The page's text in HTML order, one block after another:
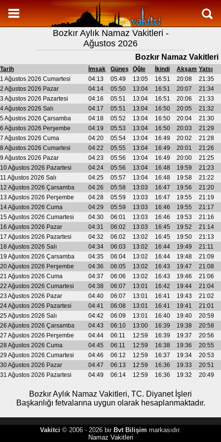
Namaz Vakitleri
Bozkır Aylık Namaz Vakitleri
Bozkır Ramazan imsakiyesi
Namaz Nasıl Kılınır?
Bilgi
İletişim
Bozkır Aylık Namaz Vakitleri -
Ağustos 2026
Bozkır Namaz Vakitleri
Tarih İmsak Güneş Öğle İkindi Akşam Yatsı
1 Ağustos 2026 Cumartesi
04:13 05:49 13:05 16:51 20:08
21:35
2 Ağustos 2026 Pazar
04:14 05:50 13:04 16:51 20:07
21:34
3 Ağustos 2026 Pazartesi
04:16 05:51 13:04 16:51 20:06
21:33
4 Ağustos 2026 Salı
04:17 05:51 13:04 16:50 20:05
21:32
5 Ağustos 2026 Çarsamba
04:18 05:52 13:04 16:50 20:04
21:30
6 Ağustos 2026 Perşembe
04:19 05:53 13:04 16:50 20:03
21:29
7 Ağustos 2026 Cuma
04:20 05:54 13:04 16:49 20:02
21:28
8 Ağustos 2026 Cumartesi
04:22 05:55 13:04 16:49 20:01
21:26
9 Ağustos 2026 Pazar
04:23 05:56 13:04 16:49 20:00
21:25
10 Ağustos 2026 Pazartesi
04:24 05:56 13:04 16:48 19:59
21:23
11 Ağustos 2026 Salı
04:25 05:57 13:04 16:48 19:58
21:22
12 Ağustos 2026 Çarsamba
04:26 05:58 13:03 16:47 19:56
21:20
13 Ağustos 2026 Perşembe
04:28 05:59 13:03 16:47 19:55
21:19
14 Ağustos 2026 Cuma
04:29 05:59 13:03 16:46 19:55
21:17
15 Ağustos 2026 Cumartesi
04:30 06:01 13:03 16:46 19:53
21:16
16 Ağustos 2026 Pazar
04:31 06:02 13:03 16:45 19:52
21:14
17 Ağustos 2026 Pazartesi
04:32 06:02 13:02 16:45 19:50
21:13
18 Ağustos 2026 Salı
04:34 06:03 13:02 16:44 19:49
21:11
19 Ağustos 2026 Çarsamba
04:35 06:04 13:02 16:44 19:48
21:09
20 Ağustos 2026 Perşembe
04:36 06:05 13:02 16:43 19:47
21:08
21 Ağustos 2026 Cuma
04:37 06:06 13:02 16:43 19:46
21:06
22 Ağustos 2026 Cumartesi
04:38 06:07 13:01 16:42 19:44
21:04
23 Ağustos 2026 Pazar
04:40 06:07 13:01 16:41 19:43
21:02
24 Ağustos 2026 Pazartesi
04:41 06:08 13:01 16:41 19:41
21:01
25 Ağustos 2026 Salı
04:42 06:09 13:01 16:40 19:40
20:59
26 Ağustos 2026 Çarsamba
04:43 06:10 13:00 16:39 19:38
20:58
27 Ağustos 2026 Perşembe
04:44 06:11 12:59 16:39 19:37
20:56
28 Ağustos 2026 Cuma
04:45 06:11 12:59 16:38 19:36
20:55
29 Ağustos 2026 Cumartesi
04:46 06:12 12:59 16:37 19:34
20:53
30 Ağustos 2026 Pazar
04:47 06:13 12:59 16:36 19:33
20:51
31 Ağustos 2026 Pazartesi
04:49 06:14 12:59 16:36 19:32 20:49
Bozkır Aylık Namaz Vakitleri, TC. Diyanet İşleri
Başkanlığı fetvalarına uygun olarak hesaplanmaktadır.
Vakitci © 2006 - 2026 bir Bvt Bilişim markasıdır.
Namaz Vakitleri